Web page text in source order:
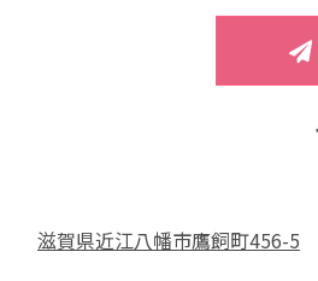
滋賀県近江八幡市鷹飼町456-5